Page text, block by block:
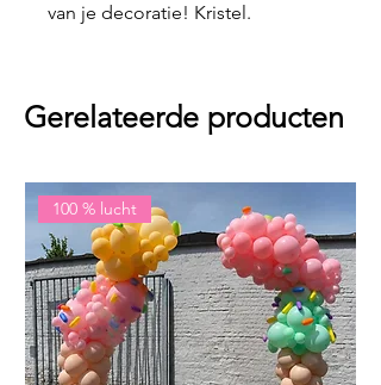
van je decoratie! Kristel.
Gerelateerde producten
100 % lucht